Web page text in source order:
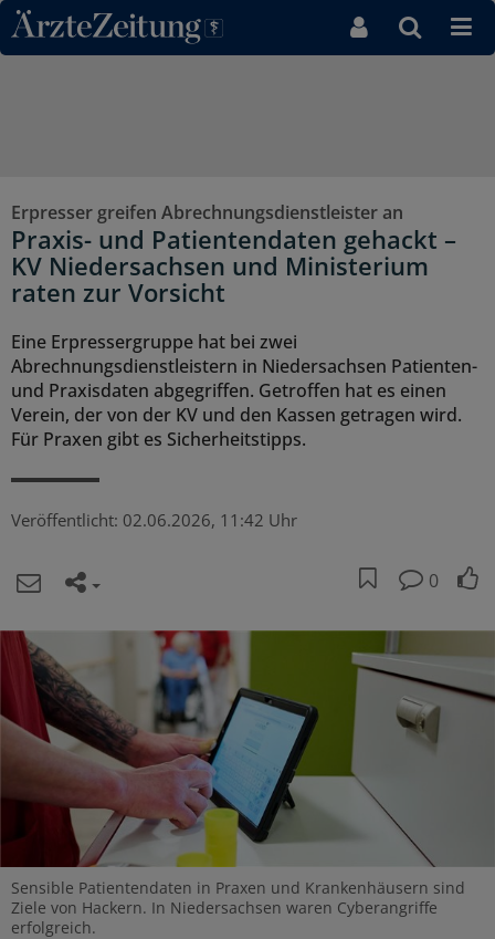
Direkt zum Inhaltsbereich
Erpresser greifen Abrechnungsdienstleister an
Praxis- und Patientendaten gehackt –
KV Niedersachsen und Ministerium
raten zur Vorsicht
Eine Erpressergruppe hat bei zwei
Abrechnungsdienstleistern in Niedersachsen Patienten-
und Praxisdaten abgegriffen. Getroffen hat es einen
Verein, der von der KV und den Kassen getragen wird.
Für Praxen gibt es Sicherheitstipps.
Veröffentlicht: 02.06.2026, 11:42 Uhr
0
Sensible Patientendaten in Praxen und Krankenhäusern sind
Ziele von Hackern. In Niedersachsen waren Cyberangriffe
erfolgreich.